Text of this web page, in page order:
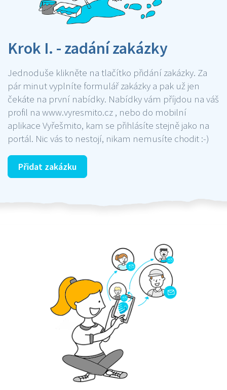
Krok I. - zadání zakázky
Jednoduše klikněte na tlačítko přidání zakázky. Za
pár minut vyplníte formulář zakázky a pak už jen
čekáte na první nabídky. Nabídky vám příjdou na váš
profil na www.vyresmito.cz , nebo do mobilní
aplikace Vyřešmito, kam se přihlásíte stejně jako na
portál. Nic vás to nestojí, nikam nemusíte chodit :-)
Přidat zakázku